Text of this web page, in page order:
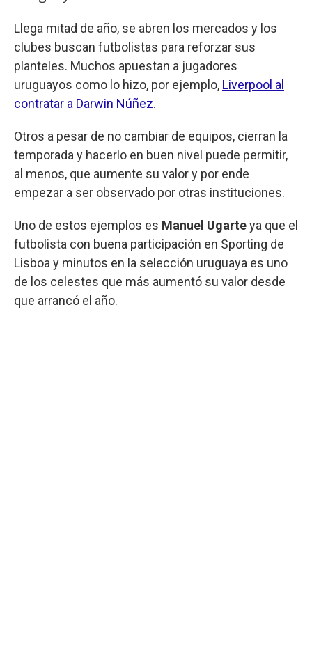
Llega mitad de año, se abren los mercados y los
clubes buscan futbolistas para reforzar sus
planteles. Muchos apuestan a jugadores
uruguayos como lo hizo, por ejemplo, Liverpool al
contratar a Darwin Núñez.
Otros a pesar de no cambiar de equipos, cierran la
temporada y hacerlo en buen nivel puede permitir,
al menos, que aumente su valor y por ende
empezar a ser observado por otras instituciones.
Uno de estos ejemplos es Manuel Ugarteya que el
futbolista con buena participación en Sporting de
Lisboa y minutos en la selección uruguaya es uno
de los celestes que más aumentó su valor desde
que arrancó el año.